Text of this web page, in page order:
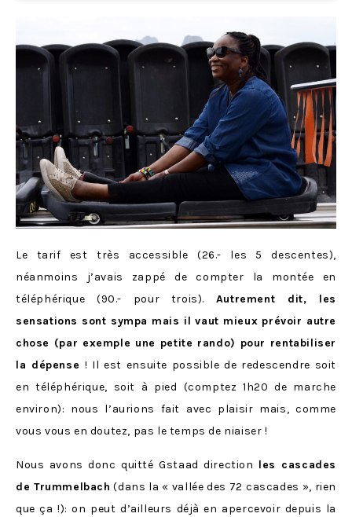
Le tarif est très accessible (26.- les 5 descentes),
néanmoins j’avais zappé de compter la montée en
téléphérique (90.- pour trois). Autrement dit, les
sensations sont sympa mais il vaut mieux prévoir autre
chose (par exemple une petite rando) pour rentabiliser
la dépense ! Il est ensuite possible de redescendre soit
en téléphérique, soit à pied (comptez 1h20 de marche
environ): nous l’aurions fait avec plaisir mais, comme
vous vous en doutez, pas le temps de niaiser !
Nous avons donc quitté Gstaad direction les cascades
de Trummelbach (dans la « vallée des 72 cascades », rien
que ça !): on peut d’ailleurs déjà en apercevoir depuis la